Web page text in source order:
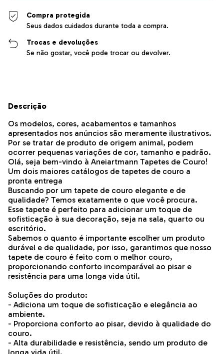
Compra protegida
Seus dados cuidados durante toda a compra.
Trocas e devoluções
Se não gostar, você pode trocar ou devolver.
Descrição
Os modelos, cores, acabamentos e tamanhos
apresentados nos anúncios são meramente ilustrativos.
Por se tratar de produto de origem animal, podem
ocorrer pequenas variações de cor, tamanho e padrão.
Olá, seja bem-vindo à Aneiartmann Tapetes de Couro!
Um dois maiores catálogos de tapetes de couro a
pronta entrega
Buscando por um tapete de couro elegante e de
qualidade? Temos exatamente o que você procura.
Esse tapete é perfeito para adicionar um toque de
sofisticação à sua decoração, seja na sala, quarto ou
escritório.
Sabemos o quanto é importante escolher um produto
durável e de qualidade, por isso, garantimos que nosso
tapete de couro é feito com o melhor couro,
proporcionando conforto incomparável ao pisar e
resistência para uma longa vida útil.
Soluções do produto:
- Adiciona um toque de sofisticação e elegância ao
ambiente.
- Proporciona conforto ao pisar, devido à qualidade do
couro.
- Alta durabilidade e resistência, sendo um produto de